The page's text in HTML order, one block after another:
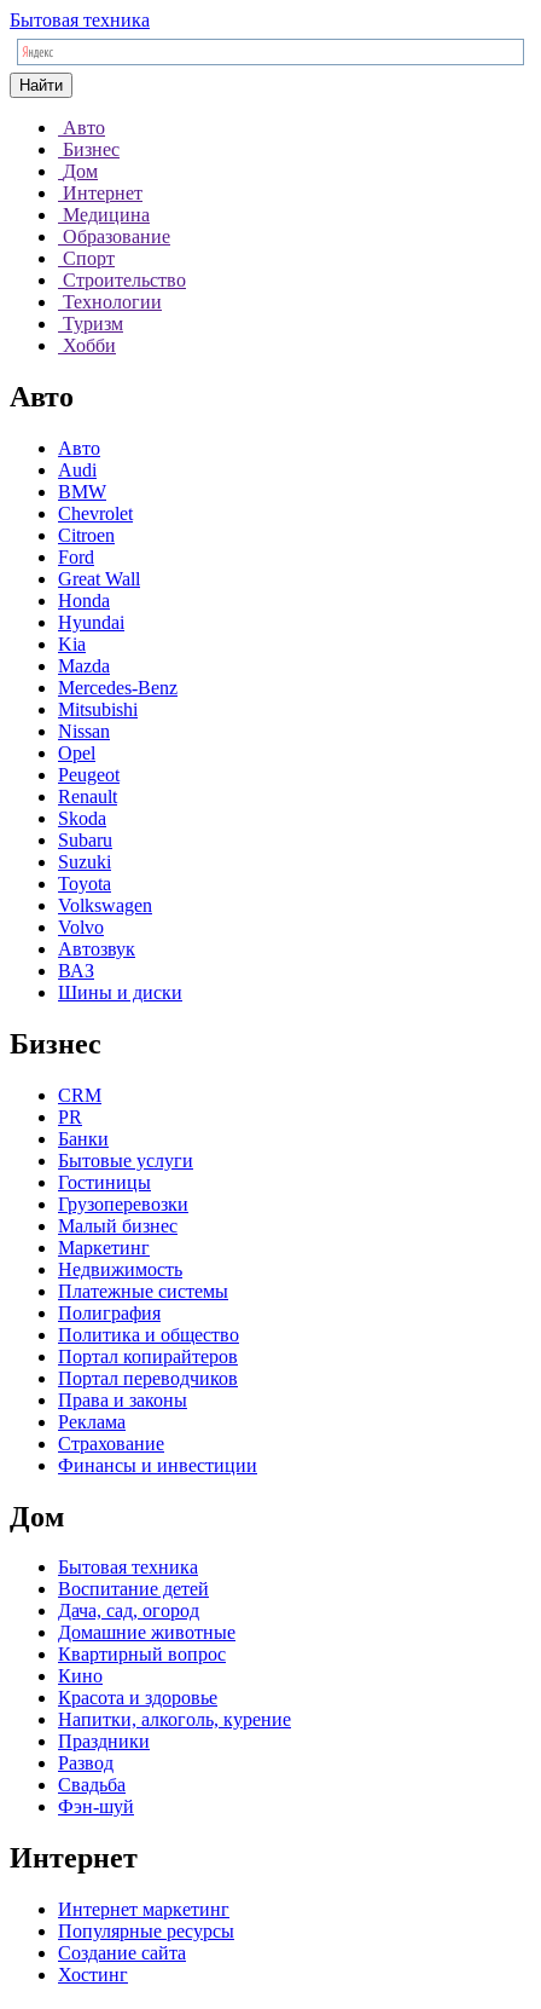
Бытовая техника
Найти
Авто
Бизнес
Дом
Интернет
Медицина
Образование
Спорт
Строительство
Технологии
Туризм
Хобби
Авто
Авто
Audi
BMW
Chevrolet
Citroen
Ford
Great Wall
Honda
Hyundai
Kia
Mazda
Mercedes-Benz
Mitsubishi
Nissan
Opel
Peugeot
Renault
Skoda
Subaru
Suzuki
Toyota
Volkswagen
Volvo
Автозвук
ВАЗ
Шины и диски
Бизнес
CRM
PR
Банки
Бытовые услуги
Гостиницы
Грузоперевозки
Малый бизнес
Маркетинг
Недвижимость
Платежные системы
Полиграфия
Политика и общество
Портал копирайтеров
Портал переводчиков
Права и законы
Реклама
Страхование
Финансы и инвестиции
Дом
Бытовая техника
Воспитание детей
Дача, сад, огород
Домашние животные
Квартирный вопрос
Кино
Красота и здоровье
Напитки, алкоголь, курение
Праздники
Развод
Свадьба
Фэн-шуй
Интернет
Интернет маркетинг
Популярные ресурсы
Создание сайта
Хостинг